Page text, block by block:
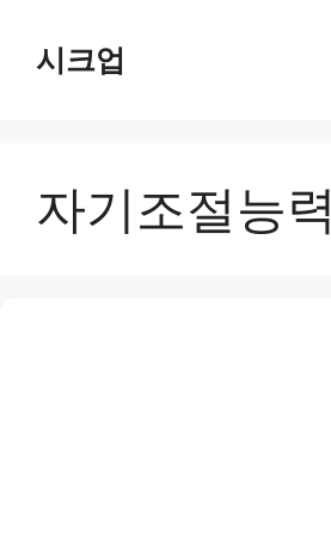
시크업
자기조절능력